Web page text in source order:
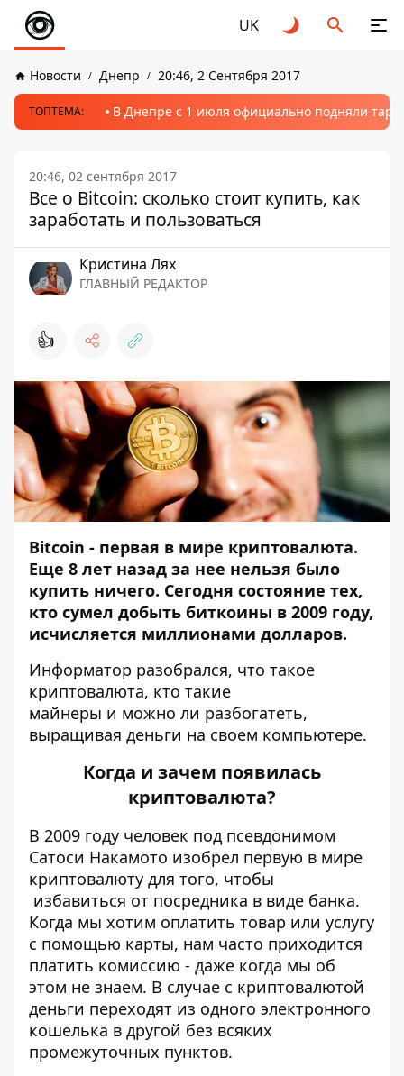
UK
Новости Днепр 20:46, 2 Сентября 2017
ТОПТЕМА: В Днепре с 1 июля официально подняли
20:46, 02 сентября 2017
Все о Bitcoin: сколько стоит купить, как
заработать и пользоваться
Кристина Лях
ГЛАВНЫЙ РЕДАКТОР
👍
Bitcoin - первая в мире криптовалюта.
Еще 8 лет назад за нее нельзя было
купить ничего. Сегодня состояние тех,
кто сумел добыть биткоины в 2009 году,
исчисляется миллионами долларов.
Информатор разобрался, что такое
криптовалюта, кто такие
майнеры и можно ли разбогатеть,
выращивая деньги на своем компьютере.
Когда и зачем появилась
криптовалюта?
В 2009 году человек под псевдонимом
Сатоси Накамото изобрел первую в мире
криптовалюту для того, чтобы
избавиться от посредника в виде банка.
Когда мы хотим оплатить товар или услугу
с помощью карты, нам часто приходится
платить комиссию - даже когда мы об
этом не знаем. В случае с криптовалютой
деньги переходят из одного электронного
кошелька в другой без всяких
промежуточных пунктов.